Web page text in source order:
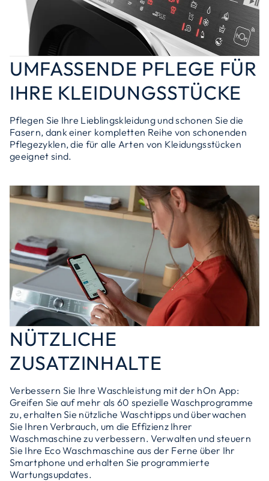
UMFASSENDE PFLEGE FÜR
IHRE KLEIDUNGSSTÜCKE
Pflegen Sie Ihre Lieblingskleidung und schonen Sie die
Fasern, dank einer kompletten Reihe von schonenden
Pflegezyklen, die für alle Arten von Kleidungsstücken
geeignet sind.
NÜTZLICHE
ZUSATZINHALTE
Verbessern Sie Ihre Waschleistung mit der hOn App:
Greifen Sie auf mehr als 60 spezielle Waschprogramme
zu, erhalten Sie nützliche Waschtipps und überwachen
Sie Ihren Verbrauch, um die Effizienz Ihrer
Waschmaschine zu verbessern. Verwalten und steuern
Sie Ihre Eco Waschmaschine aus der Ferne über Ihr
Smartphone und erhalten Sie programmierte
Wartungsupdates.